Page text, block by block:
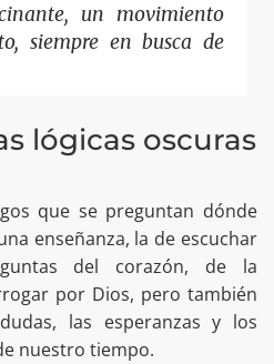
un movimiento
siempre en busca de
lógicas oscuras
que se preguntan dónde
enseñanza, la de escuchar
del corazón, de la
por Dios, pero también
las esperanzas y los
nuestro tiempo.